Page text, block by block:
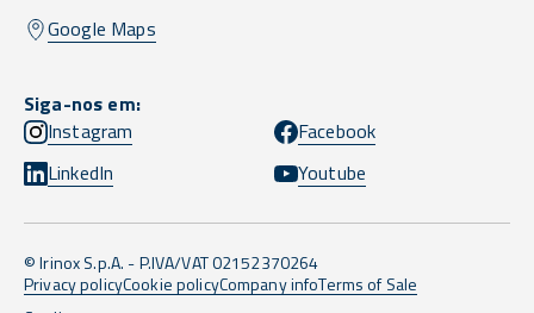
Google Maps
Siga-nos em:
Instagram
Facebook
LinkedIn
Youtube
© Irinox S.p.A. - P.IVA/VAT 02152370264
Privacy policyCookie policyCompany infoTerms of Sale